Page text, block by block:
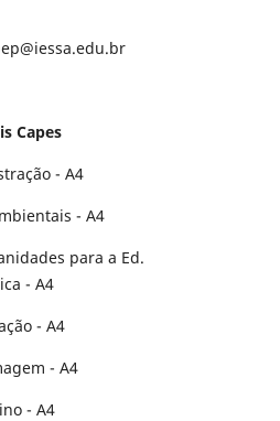
Capes
- A4
- A4
para a Ed.
- A4
- A4
- A4
- A4